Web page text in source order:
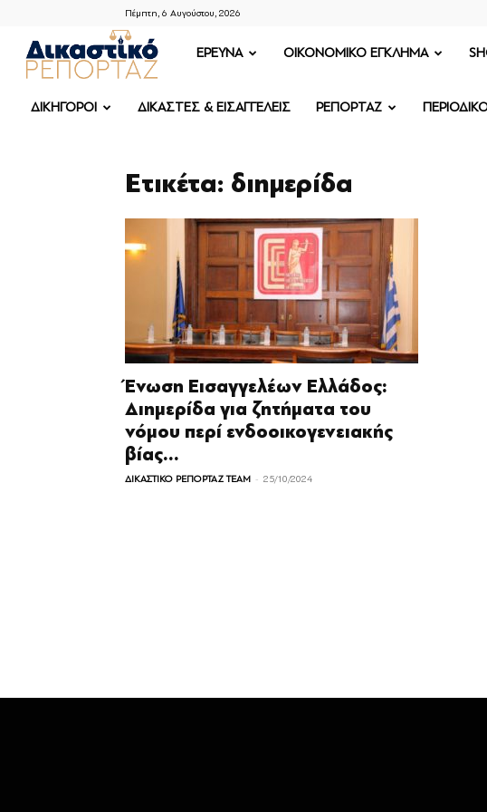
Πέμπτη, 6 Αυγούστου, 2026
ΔΙΚΑΣΤΙΚΟ
ΡΕΠΟΡΤΑΖ
ΕΡΕΥΝΑ OIKONOMIKO ΕΓΚΛΗΜΑ
ΔΙΚΗΓΟΡΟΙ ΔΙΚΑΣΤΕΣ & ΕΙΣΑΓΓΕΛΕΙΣ ΡΕΠΟΡΤΑΖ
Ετικέτα: διημερίδα
Ένωση Εισαγγελέων Ελλάδος:
Διημερίδα για ζητήματα του
νόμου περί ενδοοικογενειακής
βίας...
ΔΙΚΑΣΤΙΚΟ ΡΕΠΟΡΤΑΖ TEAM - 25/10/2024